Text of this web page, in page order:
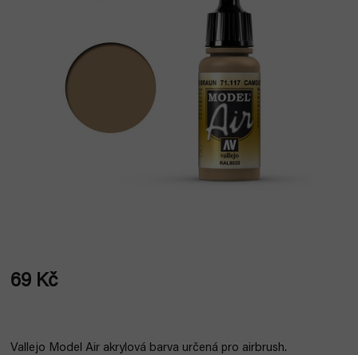
69 Kč
Vallejo Model Air akrylová barva určená pro airbrush.